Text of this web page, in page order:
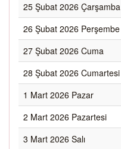
25 Şubat 2026 Çarşamba
26 Şubat 2026 Perşembe
27 Şubat 2026 Cuma
28 Şubat 2026 Cumartesi
1 Mart 2026 Pazar
2 Mart 2026 Pazartesi
3 Mart 2026 Salı